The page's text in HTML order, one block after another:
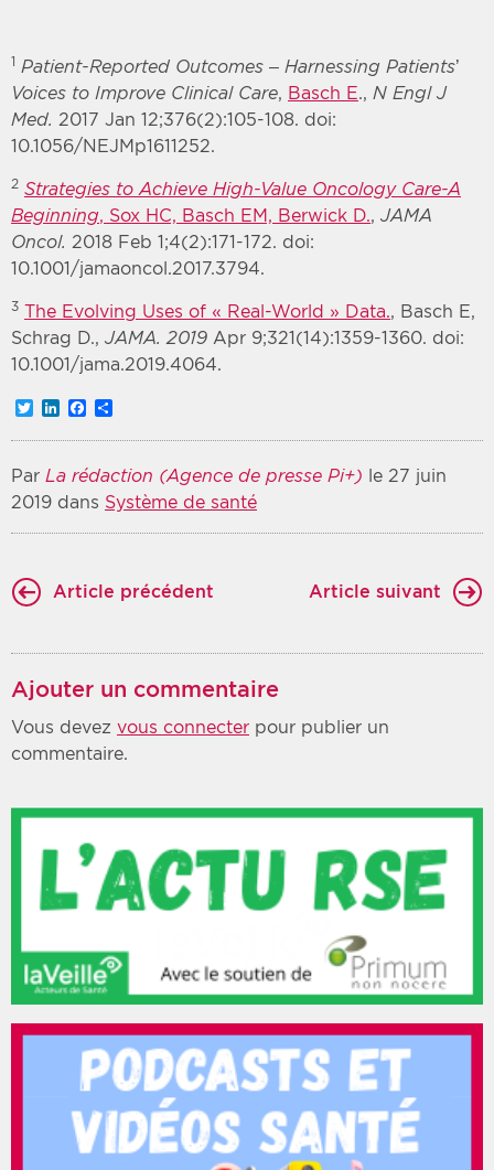
1 Patient-Reported Outcomes – Harnessing Patients’
Voices to Improve Clinical Care, Basch E., N Engl J
Med. 2017 Jan 12;376(2):105-108. doi:
10.1056/NEJMp1611252.
2 Strategies to Achieve High-Value Oncology Care-A
Beginning, Sox HC, Basch EM, Berwick D., JAMA
Oncol. 2018 Feb 1;4(2):171-172. doi:
10.1001/jamaoncol.2017.3794.
3 The Evolving Uses of « Real-World » Data., Basch E,
Schrag D., JAMA. 2019 Apr 9;321(14):1359-1360. doi:
10.1001/jama.2019.4064.
TwitterLinkedInFacebook
Par La rédaction (Agence de presse Pi+) le 27 juin
2019 dans Système de santé
Article précédent Article suivant
Ajouter un commentaire
Vous devez vous connecter pour publier un
commentaire.